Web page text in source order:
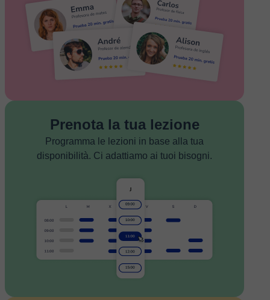
Prenota la tua lezione
Programma le lezioni in base alla tua
disponibilità. Ci adattiamo ai tuoi bisogni.